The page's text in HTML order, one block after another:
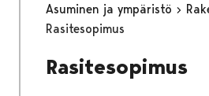
Asuminen ja ympäristö
Rasitesopimus
Rasitesopimus